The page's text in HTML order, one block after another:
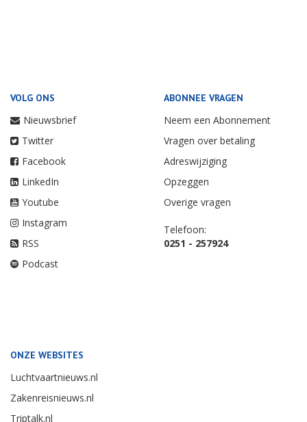
VOLG ONS
Nieuwsbrief
Twitter
Facebook
LinkedIn
Youtube
Instagram
RSS
Podcast
ABONNEE VRAGEN
Neem een Abonnement
Vragen over betaling
Adreswijziging
Opzeggen
Overige vragen
Telefoon:
0251 - 257924
ONZE WEBSITES
Luchtvaartnieuws.nl
Zakenreisnieuws.nl
Triptalk.nl